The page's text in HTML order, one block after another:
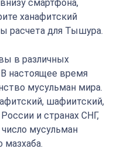
смартфона,
ханафитский
расчета для Тышура.
в различных
настоящее время
мусульман мира.
шафиитский,
и странах СНГ,
мусульман
мазхаба.